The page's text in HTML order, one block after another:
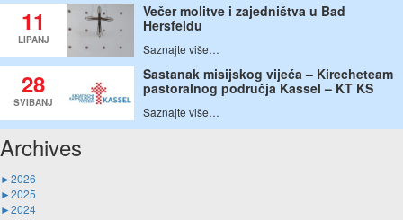
11
LIPANJ
Večer molitve i zajedništva u Bad
Hersfeldu
Saznajte više…
28
SVIBANJ
Sastanak misijskog vijeća – Kirecheteam
pastoralnog područja Kassel – KT KS
Saznajte više…
Archives
►2026
►2025
►2024